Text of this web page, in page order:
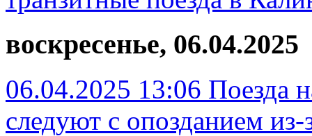
воскресенье, 06.04.2025
06.04.2025 13:06 Поезда
следуют с опозданием из-